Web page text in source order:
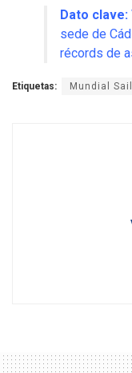
Dato clave:
sede de
récords de
Etiquetas: Mundial